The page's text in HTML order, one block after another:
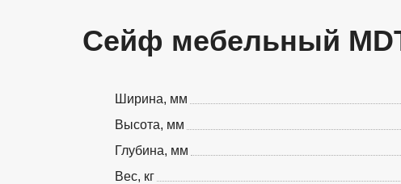
Сейф мебельный
Ширина, мм
Высота, мм
Глубина, мм
Вес, кг